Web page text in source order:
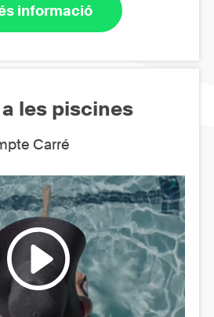
informació
les piscines
Carré